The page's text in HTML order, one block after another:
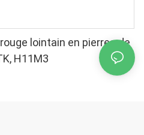
lointain en pierres de
H11M3